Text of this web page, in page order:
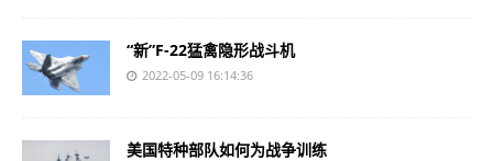
“新”F-22猛禽隐形战斗机
2022-05-09 16:14:36
美国特种部队如何为战争训练